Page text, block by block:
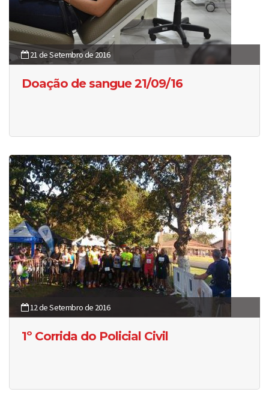
21 de Setembro de 2016
Doação de sangue 21/09/16
12 de Setembro de 2016
1º Corrida do Policial Civil